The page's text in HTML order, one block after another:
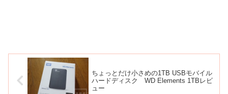
ちょっとだけ小さめの1TB USBモバイル
ハードディスク WD Elements 1TBレビ
ュー